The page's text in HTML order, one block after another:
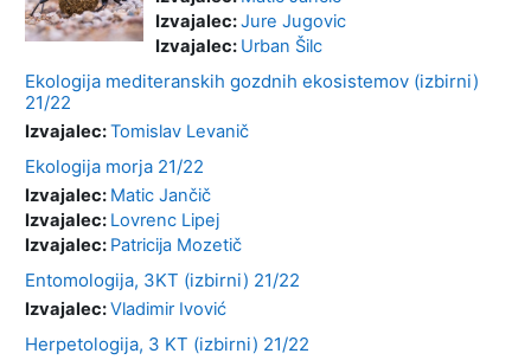
Izvajalec:Jure Jugovic
Izvajalec: Urban Šilc
Ekologija mediteranskih gozdnih ekosistemov (izbirni)
21/22
Izvajalec:Tomislav Levanič
Ekologija morja 21/22
Izvajalec: Matic Jančič
Izvajalec: Lovrenc Lipej
Izvajalec: Patricija Mozetič
Entomologija, 3KT (izbirni) 21/22
Izvajalec:Vladimir Ivović
Herpetologija, 3 KT (izbirni) 21/22